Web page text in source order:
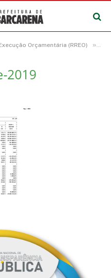
Orçamentária (RREO) »
2019